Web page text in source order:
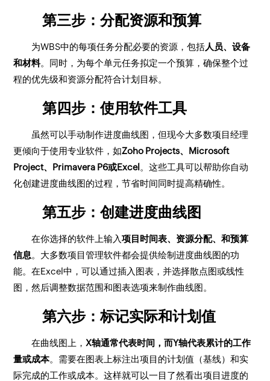
第三步：分配资源和预算
为WBS中的每项任务分配必要的资源，包括人员、设备
和材料。同时，为每个单元任务拟定一个预算，确保整个过
程的优先级和资源分配符合计划目标。
第四步：使用软件工具
虽然可以手动制作进度曲线图，但现今大多数项目经理
更倾向于使用专业软件，如Zoho Projects、Microsoft
Project、Primavera P6或Excel 。这些工具可以帮助你自动
化创建进度曲线图的过程，节省时间同时提高精确性。
第五步：创建进度曲线图
在你选择的软件上输入项目时间表、资源分配、和预算
信息。大多数项目管理软件都会提供绘制进度曲线图的功
能。在Excel中，可以通过插入图表，并选择散点图或线性
图，然后调整数据范围和图表选项来制作曲线图。
第六步：标记实际和计划值
在曲线图上，X轴通常代表时间，而Y轴代表累计的工作
量或成本。需要在图表上标注出项目的计划值（基线）和实
际完成的工作或成本。这样就可以一目了然看出项目进度的